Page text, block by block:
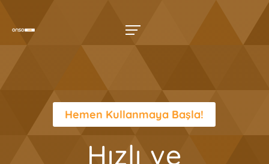
Hemen Kullanmaya Başla!
Hızlı ve